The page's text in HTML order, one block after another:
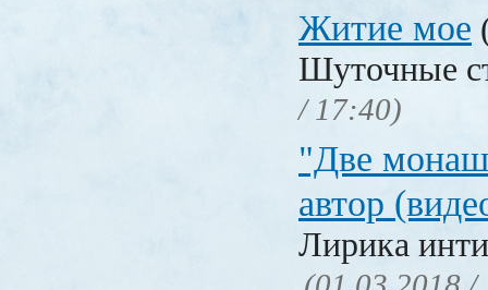
Житие мое
Шуточные
/ 17:40)
"Две
автор
Лирика